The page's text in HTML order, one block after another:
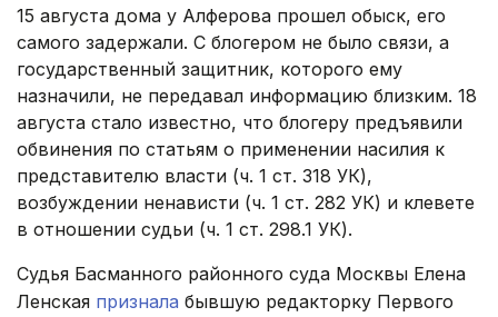
15 августа дома у Алферова прошел обыск, его
самого задержали. С блогером не было связи, а
государственный защитник, которого ему
назначили, не передавал информацию близким. 18
августа стало известно, что блогеру предъявили
обвинения по статьям о применении насилия к
представителю власти (ч. 1 ст. 318 УК),
возбуждении ненависти (ч. 1 ст. 282 УК) и клевете
в отношении судьи (ч. 1 ст. 298.1 УК).
Судья Басманного районного суда Москвы Елена
Ленская признала бывшую редакторку Первого